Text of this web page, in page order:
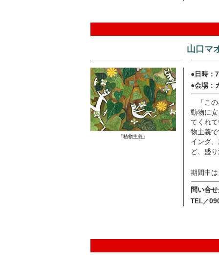
山口マ
「植物主義」
●日時：
●会場：
「この
動物に
てくれ
物主義
イング
ど、盛
期間中
問い合
TEL／